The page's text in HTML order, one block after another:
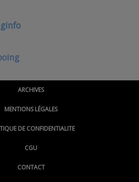
ARCHIVES
MENTIONS LÉGALES
DE CONFIDENTIALITE
CGU
CONTACT